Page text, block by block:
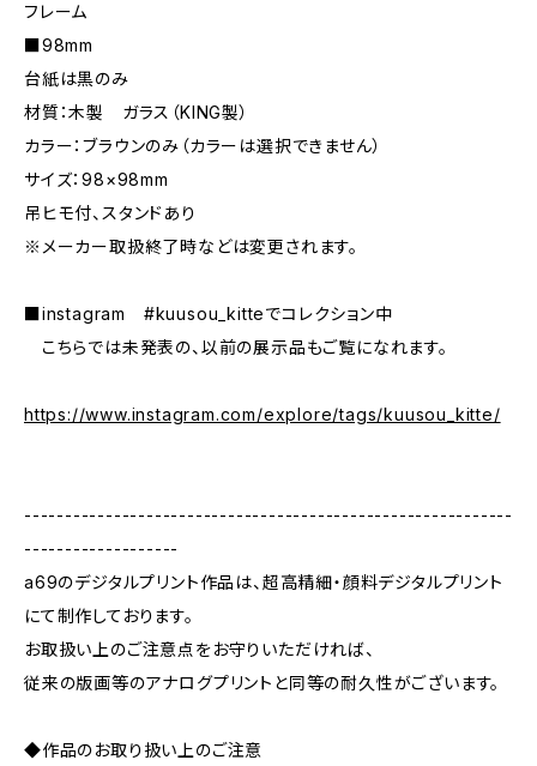
フレーム
■98mm
台紙は黒のみ
材質：木製 ガラス（KING製）
カラー：ブラウンのみ（カラーは選択できません）
サイズ：98×98mm
吊ヒモ付、スタンドあり
※メーカー取扱終了時などは変更されます。
■instagram #kuusou_kitteでコレクション中
こちらでは未発表の、以前の展示品もご覧になれます。
https://www.instagram.com/explore/tags/kuusou_kitte/
------------------------------------------------------------
-------------------
a69のデジタルプリント作品は、超高精細・顔料デジタルプリント
にて制作しております。
お取扱い上のご注意点をお守りいただければ、
従来の版画等のアナログプリントと同等の耐久性がございます。
◆作品のお取り扱い上のご注意